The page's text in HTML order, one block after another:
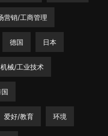
营销/工商管理
德国 日本
机械/工业技术
爱好/教育 环境